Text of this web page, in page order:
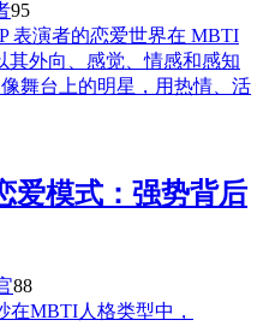
95
表演者的恋爱世界在 MBTI
其外向、感觉、情感和感知
舞台上的明星，用热情、活
爱模式：强势背后
88
在MBTI人格类型中，